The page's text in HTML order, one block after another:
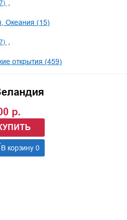
Океания (15)
открытия (459)
р.
В корзину 0